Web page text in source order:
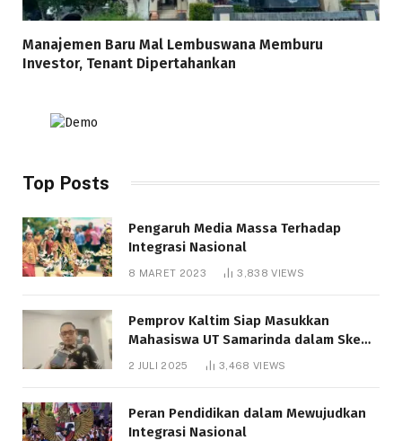
Manajemen Baru Mal Lembuswana Memburu
Investor, Tenant Dipertahankan
Top Posts
Pengaruh Media Massa Terhadap
Integrasi Nasional
8 MARET 2023 3,838VIEWS
Pemprov Kaltim Siap Masukkan
Mahasiswa UT Samarinda dalam Skema
Bantuan Pendidikan Gratispol
2 JULI 2025 3,468 VIEWS
Peran Pendidikan dalam Mewujudkan
Integrasi Nasional